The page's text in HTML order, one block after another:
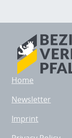
Home
Newsletter
Imprint